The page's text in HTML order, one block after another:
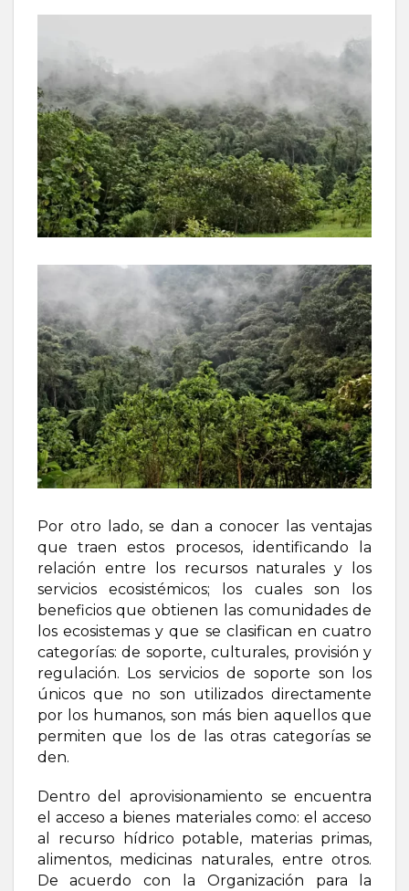
Por otro lado, se dan a conocer las ventajas
que traen estos procesos, identificando la
relación entre los recursos naturales y los
servicios ecosistémicos; los cuales son los
beneficios que obtienen las comunidades de
los ecosistemas y que se clasifican en cuatro
categorías: de soporte, culturales, provisión y
regulación. Los servicios de soporte son los
únicos que no son utilizados directamente
por los humanos, son más bien aquellos que
permiten que los de las otras categorías se
den.
Dentro del aprovisionamiento se encuentra
el acceso a bienes materiales como: el acceso
al recurso hídrico potable, materias primas,
alimentos, medicinas naturales, entre otros.
De acuerdo con la Organización para la